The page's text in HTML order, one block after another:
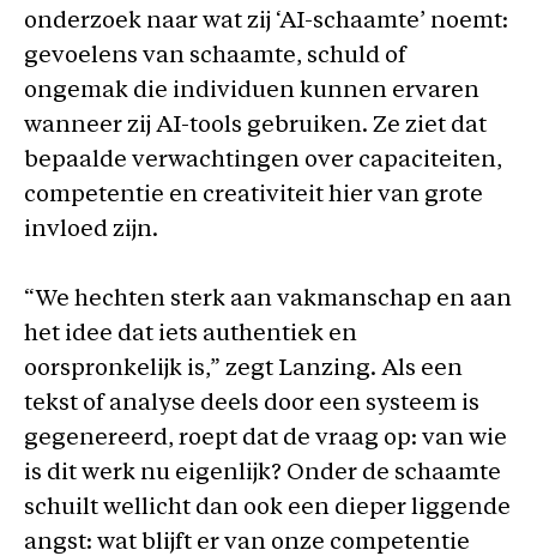
onderzoek naar wat zij ‘AI-schaamte’ noemt:
gevoelens van schaamte, schuld of
ongemak die individuen kunnen ervaren
wanneer zij AI-tools gebruiken. Ze ziet dat
bepaalde verwachtingen over capaciteiten,
competentie en creativiteit hier van grote
invloed zijn.
“We hechten sterk aan vakmanschap en aan
het idee dat iets authentiek en
oorspronkelijk is,” zegt Lanzing. Als een
tekst of analyse deels door een systeem is
gegenereerd, roept dat de vraag op: van wie
is dit werk nu eigenlijk? Onder de schaamte
schuilt wellicht dan ook een dieper liggende
angst: wat blijft er van onze competentie